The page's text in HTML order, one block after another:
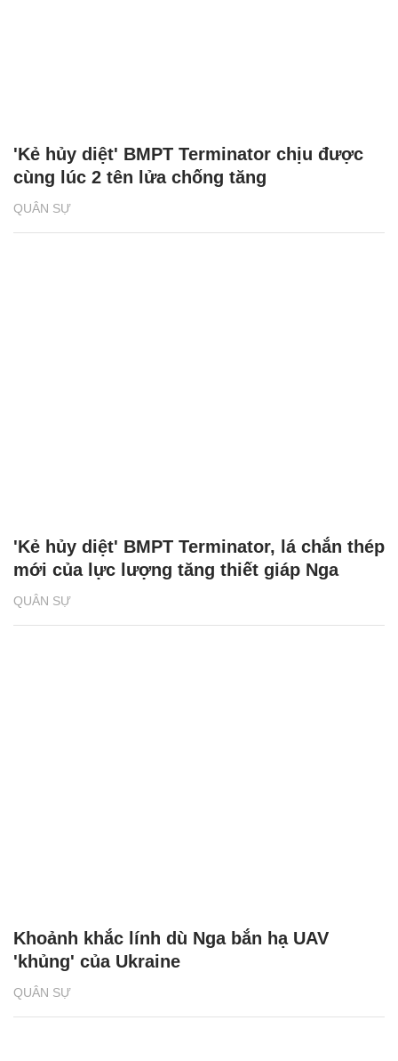
QUÂN SỰ
'Kẻ hủy diệt' BMPT Terminator chịu được
cùng lúc 2 tên lửa chống tăng
QUÂN SỰ
'Kẻ hủy diệt' BMPT Terminator, lá chắn thép
mới của lực lượng tăng thiết giáp Nga
QUÂN SỰ
Khoảnh khắc lính dù Nga bắn hạ UAV
'khủng' của Ukraine